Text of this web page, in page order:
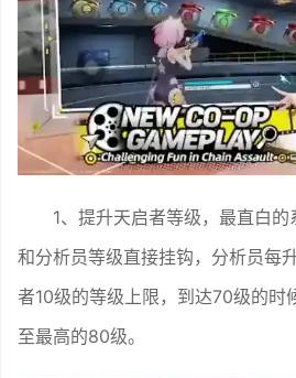
1、提升天启者等级，最直白
和分析员等级直接挂钩，分析员每
者10级的等级上限，到达70级的时
至最高的80级。